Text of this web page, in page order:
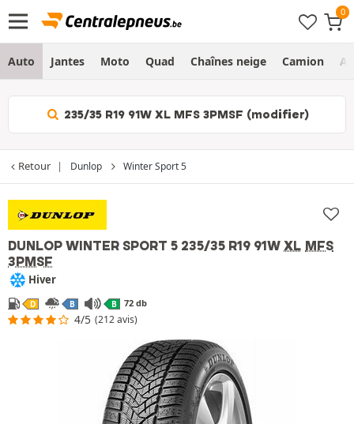
Auto Jantes Moto Quad Chaînes neige Camion
235/35 R19 91W XL MFS 3PMSF (modifier)
Retour Dunlop Winter Sport 5
DUNLOP WINTER SPORT 5 235/35 R19 91W XL MFS
3PMSF
Hiver
D B B 72 db
4/5 (212 avis)